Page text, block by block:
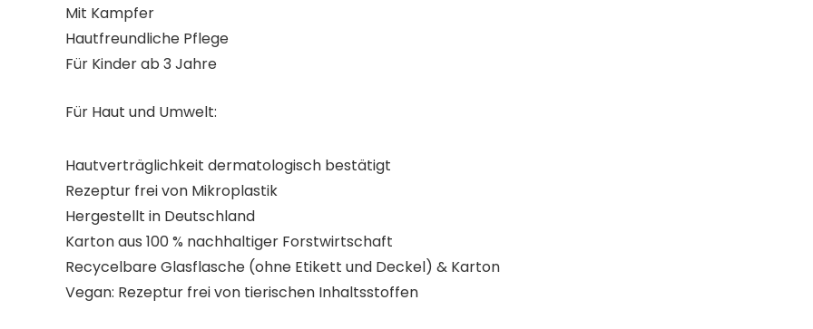
Mit Kampfer
Hautfreundliche Pflege
Für Kinder ab 3 Jahre
Für Haut und Umwelt:
Hautverträglichkeit dermatologisch bestätigt
Rezeptur frei von Mikroplastik
Hergestellt in Deutschland
Karton aus 100 % nachhaltiger Forstwirtschaft
Recycelbare Glasflasche (ohne Etikett und Deckel) & Karton
Vegan: Rezeptur frei von tierischen Inhaltsstoffen